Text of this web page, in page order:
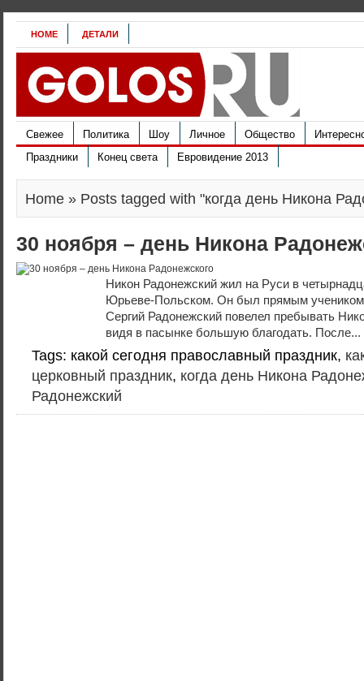
HOME ДЕТАЛИ
Свежее Политика Шоу Личное Общество
Праздники
Конец света Евровидение 2013
Home » Posts tagged with "когда день Никона
30 ноября – день Никона
Никон Радонежский жил на Руси в
Юрьеве-Польском. Он был прямым учеником
Сергий Радонежский повелел пребывать
видя в пасынке большую благодать. После...
Tags: какой сегодня православный праздник,
церковный праздник, когда день Никона
Радонежский